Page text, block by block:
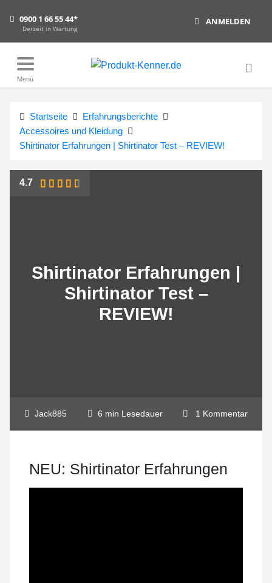
0900 1 66 55 44*
Derzeit in Wartung
ANMELDEN
Menü
Startseite
Erfahrungsberichte
Accessoires und Kleidung
Shirtinator Erfahrungen | Shirtinator Test – REVIEW!
4.7
Shirtinator Erfahrungen |
Shirtinator Test –
REVIEW!
Jack885 6 min Lesedauer 1 Kommentar
NEU: Shirtinator Erfahrungen